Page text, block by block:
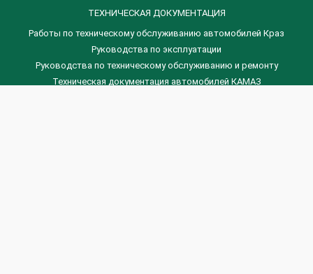
ТЕХНИЧЕСКАЯ ДОКУМЕНТАЦИЯ
Работы по техническому обслуживанию автомобилей Краз
Руководства по эксплуатации
Руководства по техническому обслуживанию и ремонту
Техническая документация автомобилей КАМАЗ